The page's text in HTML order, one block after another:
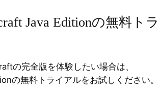
Java Editionの無料トラ
の完全版を体験したい場合は、
の無料トライアルをお試しください。